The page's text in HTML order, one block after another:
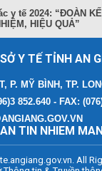
y tế 2024: “ĐOÀN
HIỆU QUẢ”
điều trị hiện nay
NUÔI CON BẰNG
chống bệnh bạch
trong Luật Khám
SỞ Y TẾ TỈNH AN
P. MỸ BÌNH, TP.
852.640 - FAX:
All